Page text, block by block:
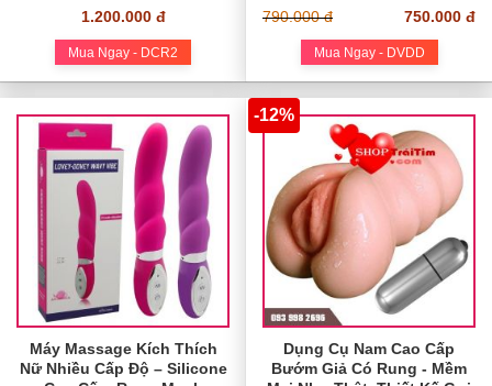
1.200.000 đ
Mua Ngay - DCR2
790.000 đ 750.000 đ
Mua Ngay - DVDD
Máy Massage Kích Thích
Nữ Nhiều Cấp Độ – Silicone
Dụng Cụ Nam Cao Cấp
Bướm Giả Có Rung - Mềm
-12%